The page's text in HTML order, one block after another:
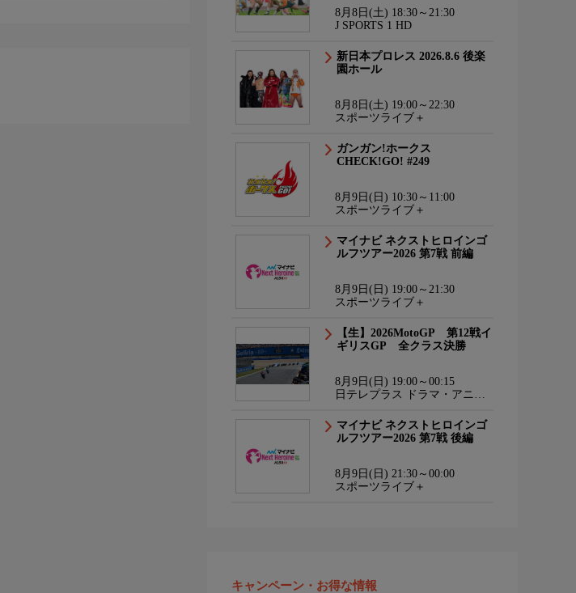
8月8日(土) 18:30～21:30
J SPORTS 1 HD
新日本プロレス 2026.8.6 後楽
園ホール
8月8日(土) 19:00～22:30
スポーツライブ＋
ガンガン!ホークス
CHECK!GO! #249
8月9日(日) 10:30～11:00
スポーツライブ＋
マイナビ ネクストヒロインゴ
ルフツアー2026 第7戦 前編
8月9日(日) 19:00～21:30
スポーツライブ＋
【生】2026MotoGP 第12戦イ
ギリスGP 全クラス決勝
8月9日(日) 19:00～00:15
日テレプラス ドラマ・アニ
マイナビ ネクストヒロインゴ
ルフツアー2026 第7戦 後編
8月9日(日) 21:30～00:00
スポーツライブ＋
キャンペーン・お得な情報